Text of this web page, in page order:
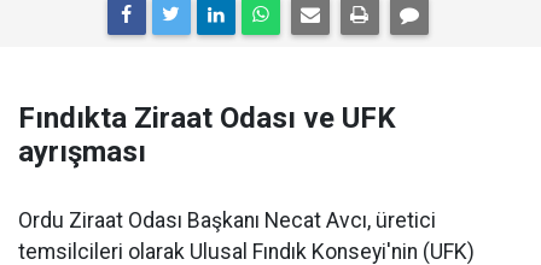
Fındıkta Ziraat Odası ve UFK
ayrışması
Ordu Ziraat Odası Başkanı Necat Avcı, üretici
temsilcileri olarak Ulusal Fındık Konseyi'nin (UFK)